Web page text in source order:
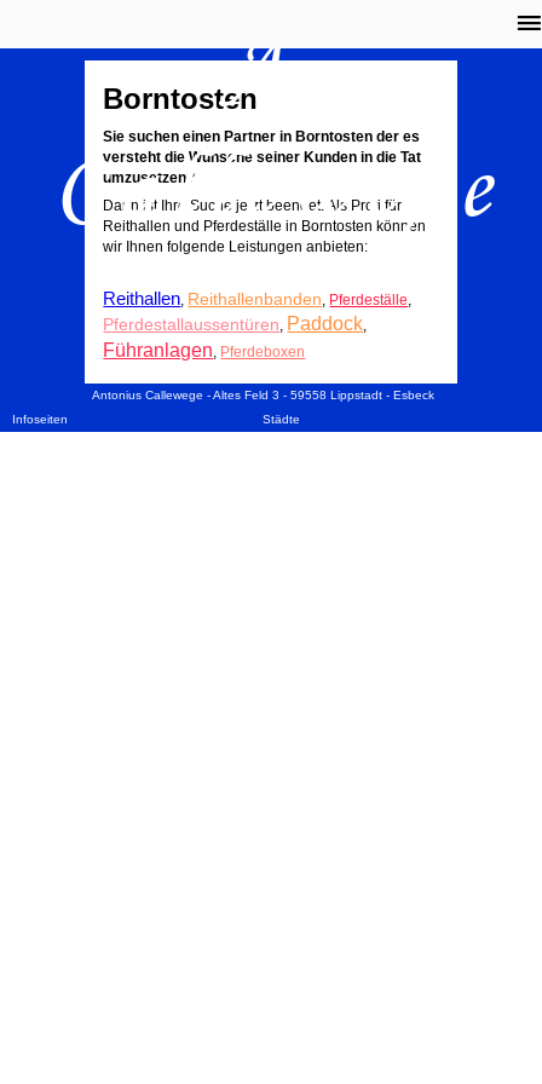
A.
Callewege
Borntosten
Sie suchen einen Partner in Borntosten der es
versteht die Wünsche seiner Kunden in die Tat
umzusetzen?
Dann ist Ihre Suche jetzt beendet. Als Profi für
Reithallen und Pferdeställe in Borntosten können
wir Ihnen folgende Leistungen anbieten:
Reithallen, Reithallenbanden, Pferdeställe,
Pferdestallaussentüren, Paddock,
Führanlagen, Pferdeboxen
Antonius Callewege - Altes Feld 3 - 59558 Lippstadt - Esbeck
Infoseiten
Städte